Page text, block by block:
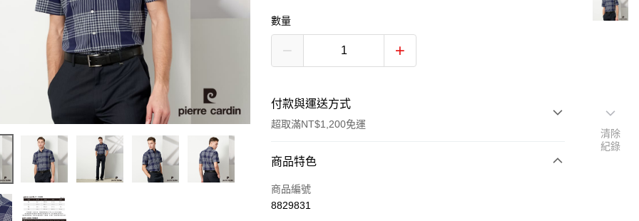
數量
付款與運送方式
超取滿NT$1,200免運
付款方式
信用卡一次付款
商品特色
商品編號
8829831
清除
紀錄